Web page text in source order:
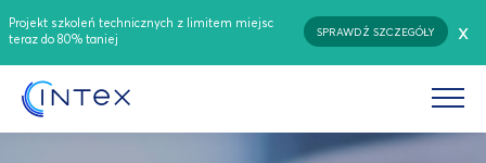
Projekt szkoleń technicznych z limitem miejsc
teraz do 80% taniej
SPRAWDŹ SZCZEGÓŁY x